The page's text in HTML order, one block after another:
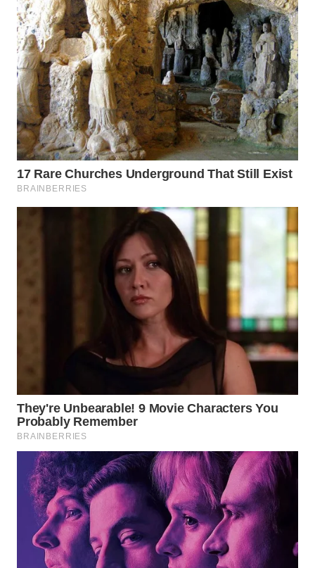
WN
SEMARANG
WN
SOLO
WN
BOROBUDUR
WN
NATUNA
WN
MANDALIKA
LIKUPANG
WN
LABUANBAJO
WN